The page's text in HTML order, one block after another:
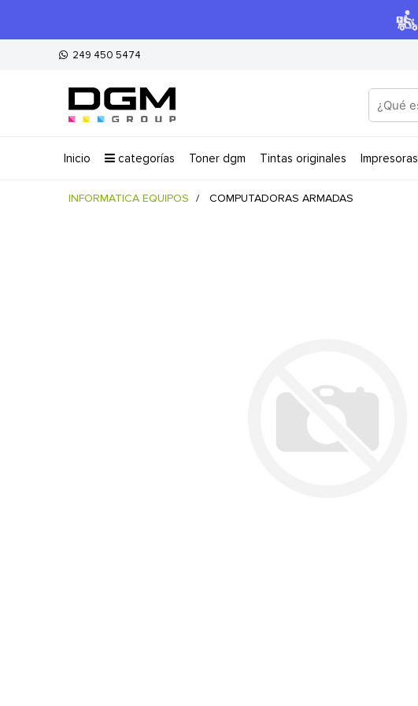
249 450 5474
inicio categorías toner dgm tintas originales impresoras
INFORMATICA EQUIPOS COMPUTADORAS ARMADAS